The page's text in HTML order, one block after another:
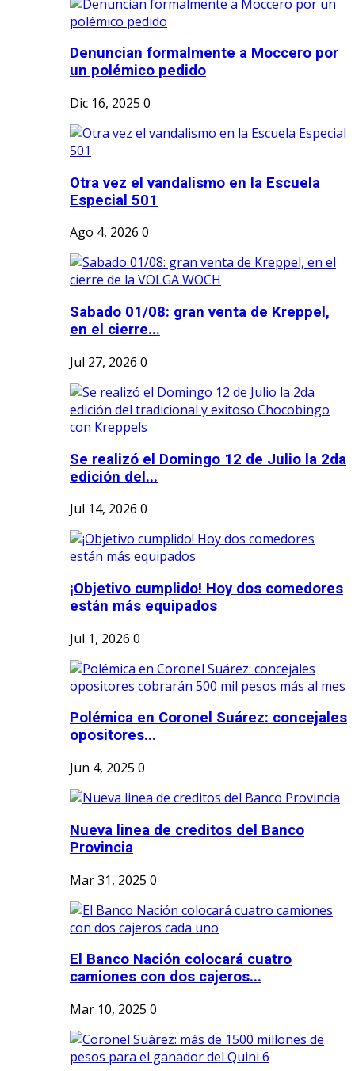
Denuncian formalmente a Moccero por
un polémico pedido
Dic 16, 2025 0
Otra vez el vandalismo en la Escuela
Especial 501
Ago 4, 2026 0
Sabado 01/08: gran venta de Kreppel,
en el cierre...
Jul 27, 2026 0
Se realizó el Domingo 12 de Julio la 2da
edición del...
Jul 14, 2026 0
¡Objetivo cumplido! Hoy dos comedores
están más equipados
Jul 1, 2026 0
Polémica en Coronel Suárez: concejales
opositores...
Jun 4, 2025 0
Nueva linea de creditos del Banco
Provincia
Mar 31, 2025 0
El Banco Nación colocará cuatro
camiones con dos cajeros...
Mar 10, 2025 0